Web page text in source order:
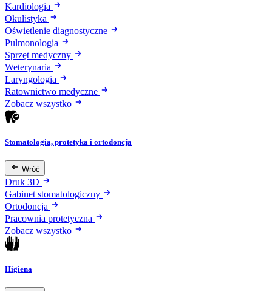
Kardiologia
Okulistyka
Oświetlenie diagnostyczne
Pulmonologia
Sprzęt medyczny
Weterynaria
Laryngologia
Ratownictwo medyczne
Zobacz wszystko
Stomatologia, protetyka i ortodoncja
Wróć
Druk 3D
Gabinet stomatologiczny
Ortodoncja
Pracownia protetyczna
Zobacz wszystko
Higiena